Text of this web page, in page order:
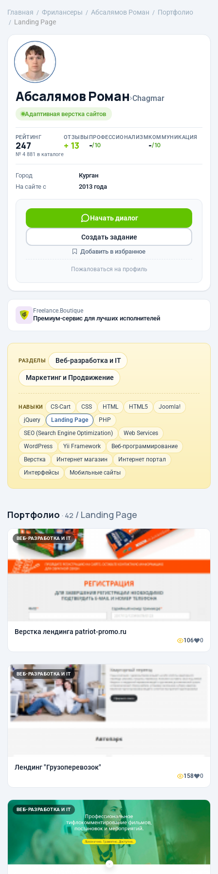
Главная Фрилансеры Абсалямов Роман
Портфолио
Landing Page
Абсалямов Роман›Chagmar
Адаптивная верстка сайтов
РЕЙТИНГ
247
№ 4 881 в каталоге
ОТЗЫВЫ
13
ПРОФЕССИОНАЛИЗМ
-/10
КОММУНИКАЦИЯ
-/10
Город
Курган
На сайте с
2013 года
Начать диалог
Создать задание
Добавить в избранное
Пожаловаться на профиль
Freelance.Boutique
Премиум-сервис для лучших исполнителей
РАЗДЕЛЫ Веб-разработка и IT
Маркетинг и Продвижение
НАВЫКИ CS-Cart CSS HTML HTML5
Joomla!
jQuery
Landing Page
PHP
SEO (Search Engine Optimization)
Web Services
WordPress
Yii Framework
Веб-программирование
Верстка
Интернет магазин
Интернет портал
Интерфейсы
Мобильные сайты
Портфолио · 42 / Landing Page
ВЕБ-РАЗРАБОТКА И IT
Верстка лендинга patriot-promo.ru
106 0
ВЕБ-РАЗРАБОТКА И IT
Лендинг "Грузоперевозок"
158 0
ВЕБ-РАЗРАБОТКА И IT